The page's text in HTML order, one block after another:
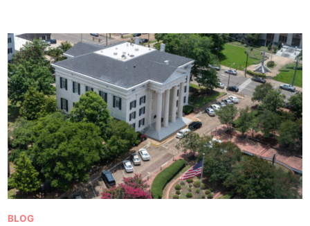
o
n
g
I
I
s
i
J
a
l
a
n
a
n
B
P
BLOG